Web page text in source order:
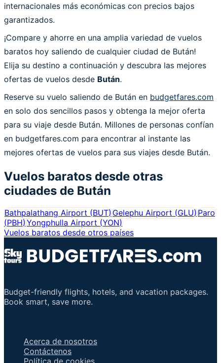
internacionales más económicas con precios bajos
garantizados.
¡Compare y ahorre en una amplia variedad de vuelos
baratos hoy saliendo de cualquier ciudad de Bután!
Elija su destino a continuación y descubra las mejores
ofertas de vuelos desde Bután.
Reserve su vuelo saliendo de Bután en budgetfares.com
en solo dos sencillos pasos y obtenga la mejor oferta
para su viaje desde Bután. Millones de personas confían
en budgetfares.com para encontrar al instante las
mejores ofertas de vuelos para sus viajes desde Bután.
Vuelos baratos desde otras
ciudades de Bután
Bathpalathang Airport (BUT)Gelephu Airport (GLU)Paro
(PBH)Yongphulla Airport (YON)
Vuelos baratos desde otros países
Budget-friendly flights, hotels, and vacation packages.
Book smart, save more.
Acerca de nosotros
Contáctenos